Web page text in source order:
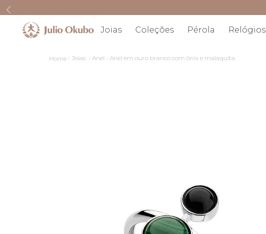
Joias Coleções Pérola Relógios
Joias Anel Anel em ouro branco com ônix e malaquita